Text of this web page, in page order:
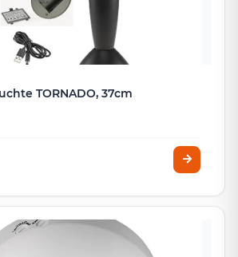
TORNADO, 37cm